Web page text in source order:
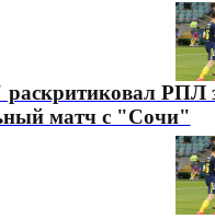
раскритиковал РПЛ
матч с "Сочи"